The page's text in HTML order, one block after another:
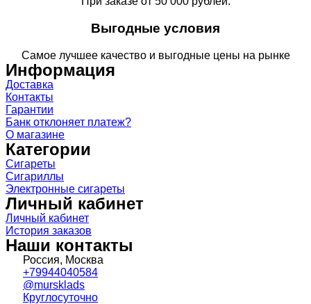
Выгодные условия
Самое лучшее качество и выгодные цены на рынке
Информация
Доставка
Контакты
Гарантии
Банк отклоняет платеж?
О магазине
Категории
Сигареты
Сигариллы
Электронные сигареты
Личный кабинет
Личный кабинет
История заказов
Наши контакты
Россия, Москва
+79944040584
@mursklads
Круглосуточно